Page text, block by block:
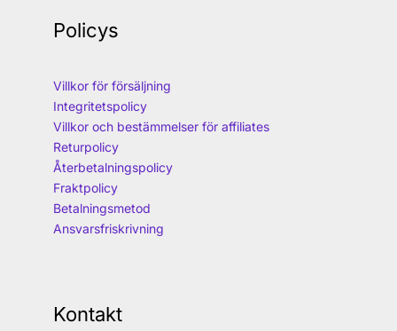
Policys
Villkor för försäljning
Integritetspolicy
Villkor och bestämmelser för affiliates
Returpolicy
Återbetalningspolicy
Fraktpolicy
Betalningsmetod
Ansvarsfriskrivning
Kontakt